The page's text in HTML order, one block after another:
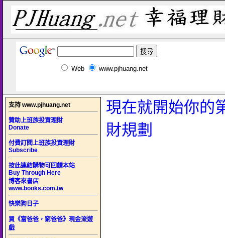
Web www.pjhuang.net
支持 www.pjhuang.net
贊助上班族投資理財
Donate
付費訂閱上班族投資理財
Subscribe
按此連結購物可回饋本站
Buy Through Here
博客來書店
www.books.com.tw
快樂狗日子
買《富爸爸，窮爸爸》現金流遊
戲
現在就開始你的
財規劃